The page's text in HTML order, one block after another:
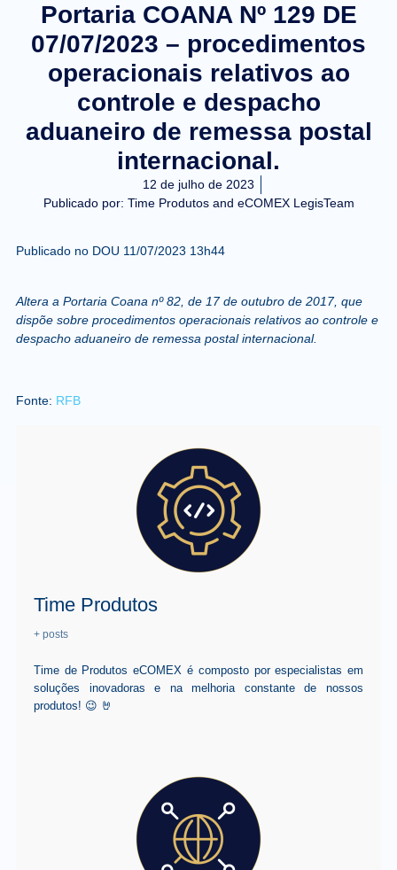
Portaria COANA Nº 129 DE
07/07/2023 – procedimentos
operacionais relativos ao
controle e despacho
aduaneiro de remessa postal
internacional.
12 de julho de 2023
Publicado por: Time Produtos and eCOMEX LegisTeam
Publicado no DOU 11/07/2023 13h44
Altera a Portaria Coana nº 82, de 17 de outubro de 2017, que
dispõe sobre procedimentos operacionais relativos ao controle e
despacho aduaneiro de remessa postal internacional.
Fonte: RFB
Time Produtos
+ posts
Time de Produtos eCOMEX é composto por especialistas em
soluções inovadoras e na melhoria constante de nossos
produtos! 😉 🤘